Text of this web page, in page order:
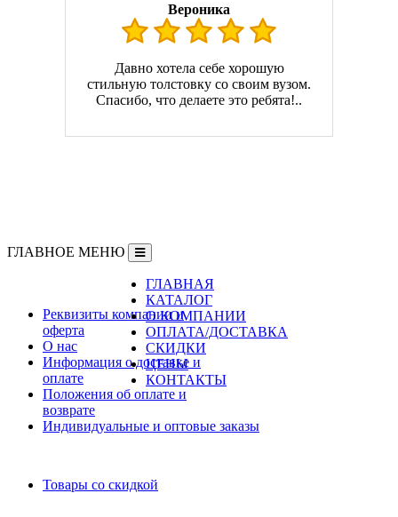
Вероника
Давно хотела себе хорошую
стильную толстовку со своим вузом.
Спасибо, что делаете это ребята!..
ГЛАВНОЕ МЕНЮ
ГЛАВНАЯ
КАТАЛОГ
О КОМПАНИИ
ОПЛАТА/ДОСТАВКА
СКИДКИ
ЦЕНЫ
КОНТАКТЫ
Реквизиты компании и
оферта
О нас
Информация о доставке и
оплате
Положения об оплате и
возврате
Индивидуальные и оптовые заказы
Товары со скидкой